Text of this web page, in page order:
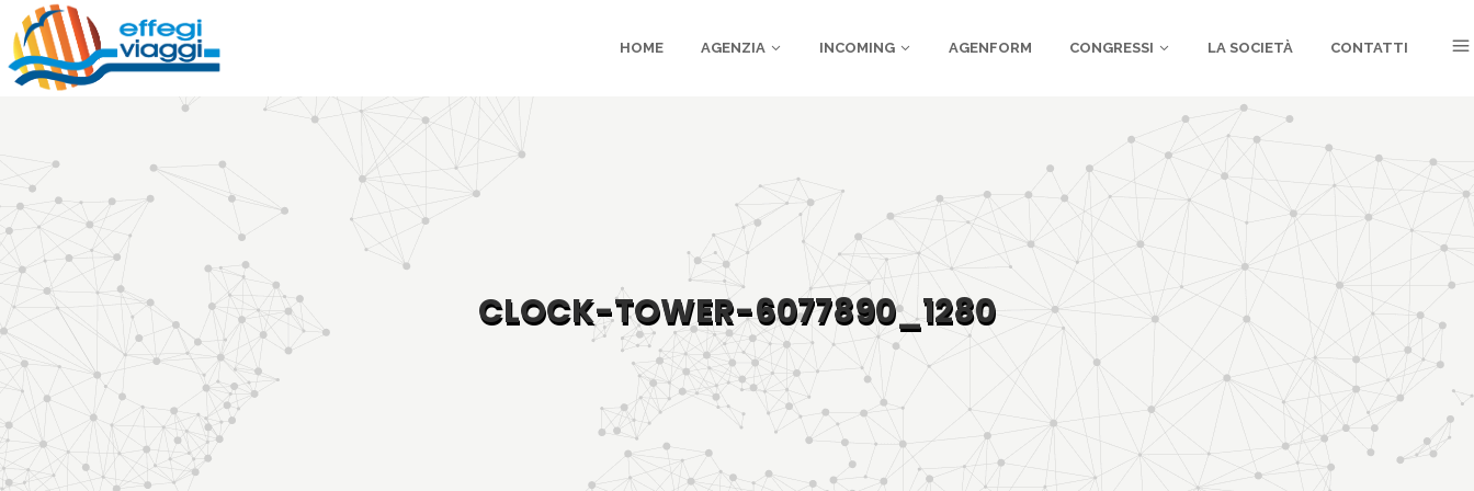
HOME AGENZIA INCOMING AGENFORM CONGRESSI LA SOCIETÀ CONTATTI
CLOCK-TOWER-6077890_1280